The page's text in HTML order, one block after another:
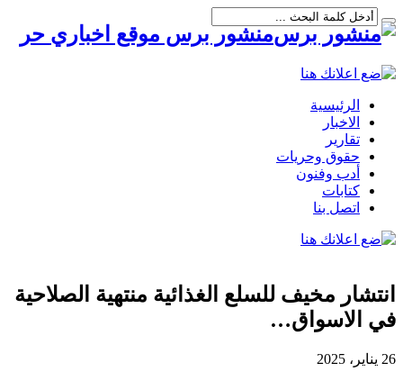
منشور برس موقع اخباري حر
الرئيسية
الاخبار
تقارير
حقوق وحريات
أدب وفنون
كتابات
اتصل بنا
انتشار مخيف للسلع الغذائية منتهية الصلاحية
في الاسواق…
26 يناير، 2025